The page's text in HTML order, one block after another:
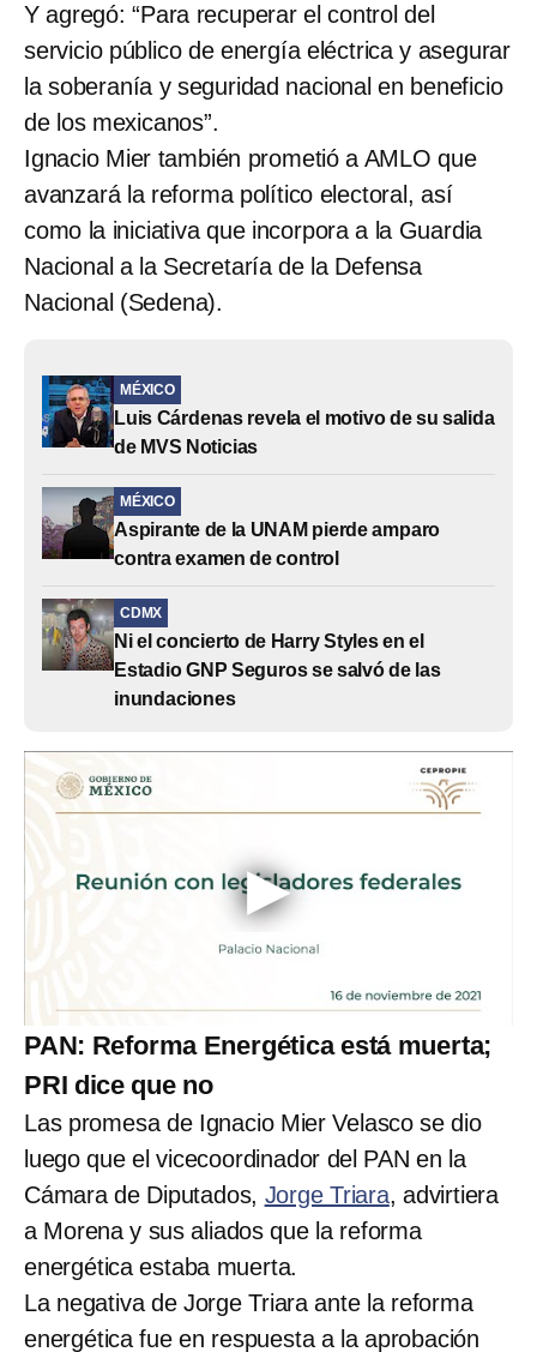
Y agregó: “Para recuperar el control del
servicio público de energía eléctrica y asegurar
la soberanía y seguridad nacional en beneficio
de los mexicanos”.
Ignacio Mier también prometió a AMLO que
avanzará la reforma político electoral, así
como la iniciativa que incorpora a la Guardia
Nacional a la Secretaría de la Defensa
Nacional (Sedena).
MÉXICO
Luis Cárdenas revela el motivo de su salida
de MVS Noticias
MÉXICO
Aspirante de la UNAM pierde amparo
contra examen de control
CDMX
Ni el concierto de Harry Styles en el
Estadio GNP Seguros se salvó de las
inundaciones
PAN: Reforma Energética está muerta;
PRI dice que no
Las promesa de Ignacio Mier Velasco se dio
luego que el vicecoordinador del PAN en la
Cámara de Diputados, Jorge Triara, advirtiera
a Morena y sus aliados que la reforma
energética estaba muerta.
La negativa de Jorge Triara ante la reforma
energética fue en respuesta a la aprobación